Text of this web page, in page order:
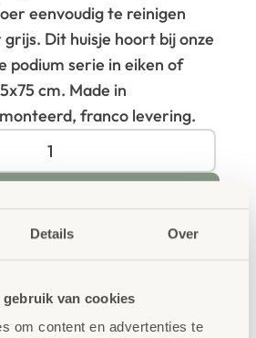
Details Over
gebruik van cookies
om content en advertenties te
eenvoudig te reinigen
grijs. Dit huisje hoort bij onze
podium serie in eiken of
cm. Made in
franco levering.